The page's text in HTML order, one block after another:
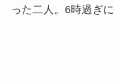
った二人。6時過ぎ